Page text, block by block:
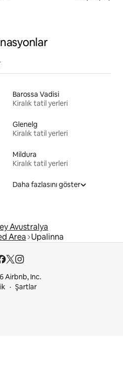
Barossa Vadisi
Kiralık tatil yerleri
Glenelg
Kiralık tatil yerleri
Mildura
Kiralık tatil yerleri
Daha fazlasını göster
Avustralya
Area Upalinna
Airbnb, Inc.
Şartlar